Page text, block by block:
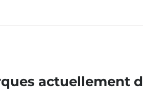
actuellement